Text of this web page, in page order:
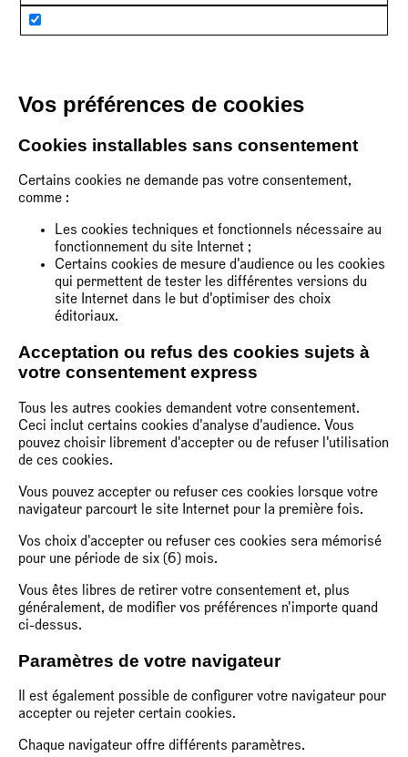
Vos préférences de cookies
Cookies installables sans consentement
Certains cookies ne demande pas votre consentement,
comme :
Les cookies techniques et fonctionnels nécessaire au
fonctionnement du site Internet ;
Certains cookies de mesure d'audience ou les cookies
qui permettent de tester les différentes versions du
site Internet dans le but d'optimiser des choix
éditoriaux.
Acceptation ou refus des cookies sujets à
votre consentement express
Tous les autres cookies demandent votre consentement.
Ceci inclut certains cookies d'analyse d'audience. Vous
pouvez choisir librement d'accepter ou de refuser l'utilisation
de ces cookies.
Vous pouvez accepter ou refuser ces cookies lorsque votre
navigateur parcourt le site Internet pour la première fois.
Vos choix d'accepter ou refuser ces cookies sera mémorisé
pour une période de six (6) mois.
Vous êtes libres de retirer votre consentement et, plus
généralement, de modifier vos préférences n'importe quand
ci-dessus.
Paramètres de votre navigateur
Il est également possible de configurer votre navigateur pour
accepter ou rejeter certain cookies.
Chaque navigateur offre différents paramètres.